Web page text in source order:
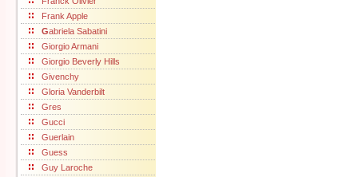
Frank Apple
Gabriela Sabatini
Giorgio Armani
Giorgio Beverly Hills
Givenchy
Gloria Vanderbilt
Gres
Gucci
Guerlain
Guess
Guy Laroche